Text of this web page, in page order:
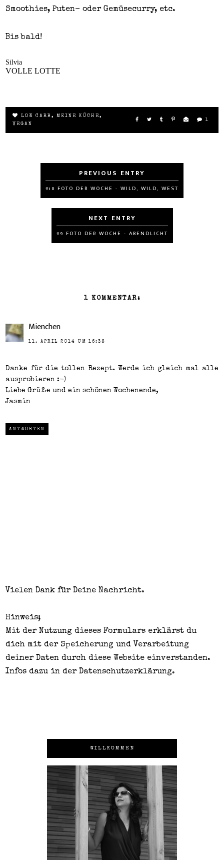
Smoothies, Puten- oder Gemüsecurry, etc.
Bis bald!
Silvia
VOLLE LOTTE
LOW CARB,MEINE KÜCHE,
VEGAN
1
#10 FOTO DER WOCHE - WILD, WILD, WEST
#9 FOTO DER WOCHE - ABENDLICHT
1 KOMMENTAR:
Mienchen
11. APRIL 2014 UM 16:38
Danke für die tollen Rezept. Werde ich gleich mal alle
ausprobieren :-)
Liebe Grüße und ein schönen Wochenende,
Jasmin
ANTWORTEN
Vielen Dank für Deine Nachricht.
Hinweis;
Mit der Nutzung dieses Formulars erklärst du
dich mit der Speicherung und Verarbeitung
deiner Daten durch diese Website einverstanden.
Infos dazu in derDatenschutzerklärung.
WILLKOMMEN